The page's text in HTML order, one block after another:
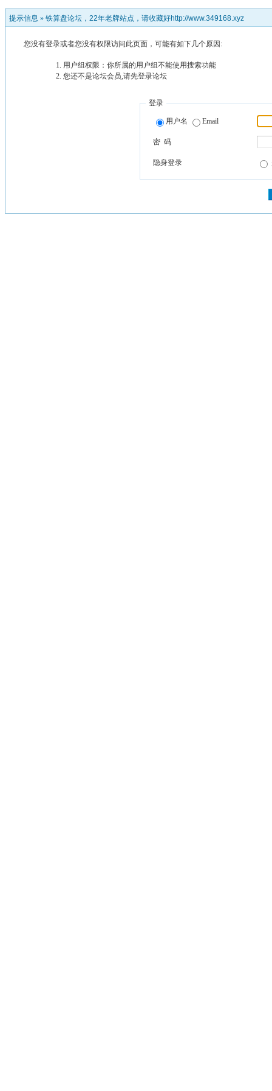
提示信息 » 铁算盘论坛，22年老牌站点，请收藏好http://www.349168.xyz
您没有登录或者您没有权限访问此页面，可能有如下几个原因:
用户组权限：你所属的用户组不能使用搜索功能
您还不是论坛会员,请先登录论坛
登录
用户名 Email
密 码
隐身登录